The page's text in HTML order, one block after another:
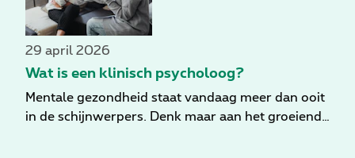
graag ook wat balans. Hier vind je tips om meer
beweging in je dagelijks leven te krijgen.
29 april 2026
Wat is een klinisch psycholoog?
Mentale gezondheid staat vandaag meer dan ooit
in de schijnwerpers. Denk maar aan het groeiend